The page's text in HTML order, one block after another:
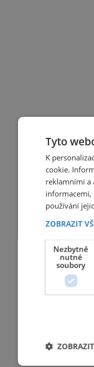
Tyto
K
cookie.
reklamními a
informacemi,
používání
ZOBRAZIT
Nezbytně
nutné
soubory